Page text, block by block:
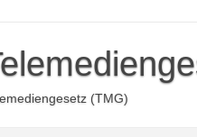
(TMG)